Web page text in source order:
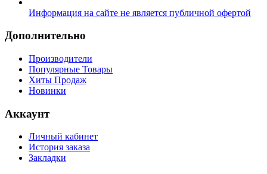
Информация на сайте не является публичной офертой
Дополнительно
Производители
Популярные Товары
Хиты Продаж
Новинки
Аккаунт
Личный кабинет
История заказа
Закладки